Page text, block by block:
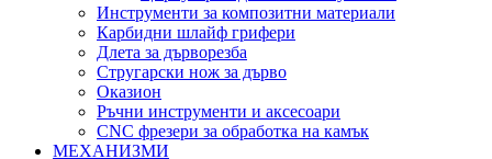
Инструменти за композитни материали
Карбидни шлайф грифери
Длета за дърворезба
Стругарски нож за дърво
Оказион
Ръчни инструменти и аксесоари
CNC фрезери за обработка на камък
МЕХАНИЗМИ